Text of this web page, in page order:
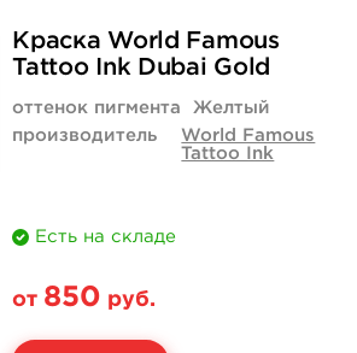
850 руб.
купить
1 400 руб.
купить
Краска World Famous
Tattoo Ink Dubai Gold
оттенок пигмента
Желтый
производитель
World Famous
Tattoo Ink
Есть на складе
от 850 руб.